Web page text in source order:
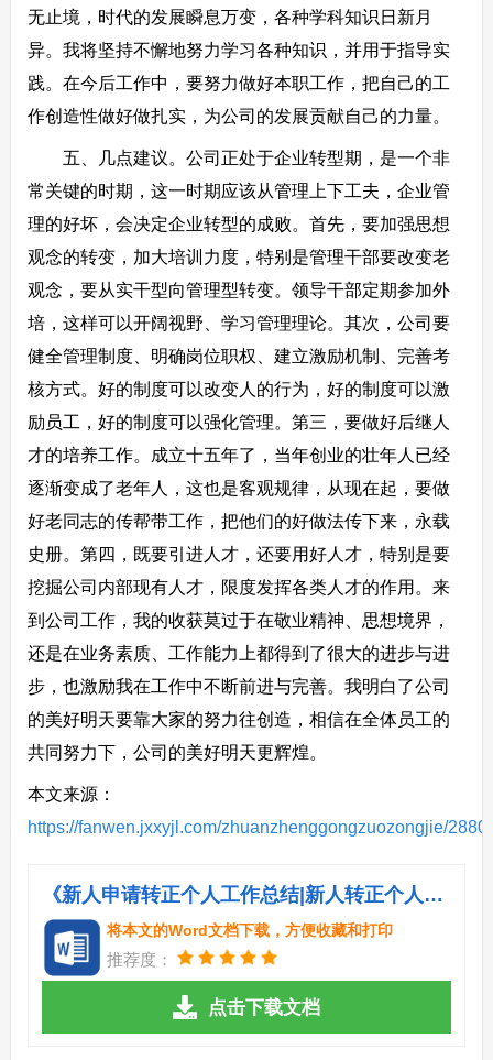
无止境，时代的发展瞬息万变，各种学科知识日新月
异。我将坚持不懈地努力学习各种知识，并用于指导实
践。在今后工作中，要努力做好本职工作，把自己的工
作创造性做好做扎实，为公司的发展贡献自己的力量。
五、几点建议。公司正处于企业转型期，是一个非
常关键的时期，这一时期应该从管理上下工夫，企业管
理的好坏，会决定企业转型的成败。首先，要加强思想
观念的转变，加大培训力度，特别是管理干部要改变老
观念，要从实干型向管理型转变。领导干部定期参加外
培，这样可以开阔视野、学习管理理论。其次，公司要
健全管理制度、明确岗位职权、建立激励机制、完善考
核方式。好的制度可以改变人的行为，好的制度可以激
励员工，好的制度可以强化管理。第三，要做好后继人
才的培养工作。成立十五年了，当年创业的壮年人已经
逐渐变成了老年人，这也是客观规律，从现在起，要做
好老同志的传帮带工作，把他们的好做法传下来，永载
史册。第四，既要引进人才，还要用好人才，特别是要
挖掘公司内部现有人才，限度发挥各类人才的作用。来
到公司工作，我的收获莫过于在敬业精神、思想境界，
还是在业务素质、工作能力上都得到了很大的进步与进
步，也激励我在工作中不断前进与完善。我明白了公司
的美好明天要靠大家的努力往创造，相信在全体员工的
共同努力下，公司的美好明天更辉煌。
本文来源：
https://fanwen.jxxyjl.com/zhuanzhenggongzuozongjie/
《新人申请转正个人工作总结|新人转正个人工作总结.doc》
将本文的Word文档下载，方便收藏和打印
推荐度：
点击下载文档